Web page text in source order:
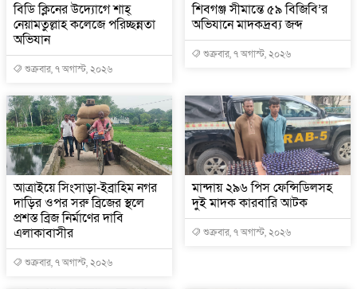
বিডি ক্লিনের উদ্যোগে শাহ্
নেয়ামতুল্লাহ কলেজে পরিচ্ছন্নতা
অভিযান
শুক্রবার, ৭ অগাস্ট, ২০২৬
শিবগঞ্জ সীমান্তে ৫৯ বিজিবি’র
অভিযানে মাদকদ্রব্য জব্দ
শুক্রবার, ৭ অগাস্ট, ২০২৬
আত্রাইয়ে সিংসাড়া-ইব্রাহিম নগর
দাড়ির ওপর সরু ব্রিজের স্থলে
প্রশস্ত ব্রিজ নির্মাণের দাবি
এলাকাবাসীর
শুক্রবার, ৭ অগাস্ট, ২০২৬
মান্দায় ২৯৬ পিস ফেন্সিডিলসহ
দুই মাদক কারবারি আটক
শুক্রবার, ৭ অগাস্ট, ২০২৬